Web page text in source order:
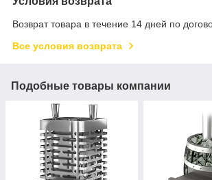
Возврат товара в течение 14 дней по
Все условия возврата
Подобные товары компании